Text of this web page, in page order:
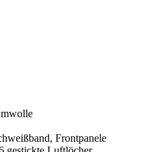
Frontpanele